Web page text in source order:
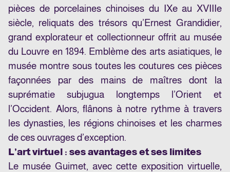
pièces de porcelaines chinoises du IXe au XVIIIe
siècle, reliquats des trésors qu’Ernest Grandidier,
grand explorateur et collectionneur offrit au musée
du Louvre en 1894. Emblème des arts asiatiques, le
musée montre sous toutes les coutures ces pièces
façonnées par des mains de maîtres dont la
suprématie subjugua longtemps l’Orient et
l’Occident. Alors, flânons à notre rythme à travers
les dynasties, les régions chinoises et les charmes
de ces ouvrages d’exception.
L’art virtuel : ses avantages et ses limites
Le musée Guimet, avec cette exposition virtuelle,